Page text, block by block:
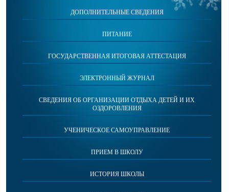
ДОПОЛНИТЕЛЬНЫЕ СВЕДЕНИЯ
ПИТАНИЕ
ГОСУДАРСТВЕННАЯ ИТОГОВАЯ АТТЕСТАЦИЯ
ЭЛЕКТРОННЫЙ ЖУРНАЛ
СВЕДЕНИЯ ОБ ОРГАНИЗАЦИИ ОТДЫХА ДЕТЕЙ И ИХ
ОЗДОРОВЛЕНИЯ
УЧЕНИЧЕСКОЕ САМОУПРАВЛЕНИЕ
ПРИЕМ В ШКОЛУ
ИСТОРИЯ ШКОЛЫ